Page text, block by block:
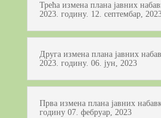
Трећа измена плана јавних
2023. годину. 12. септембар,
Друга измена плана јавних
2023. годину. 06. јун, 2023
Прва измена плана јавних
годину 07. фебруар, 2023